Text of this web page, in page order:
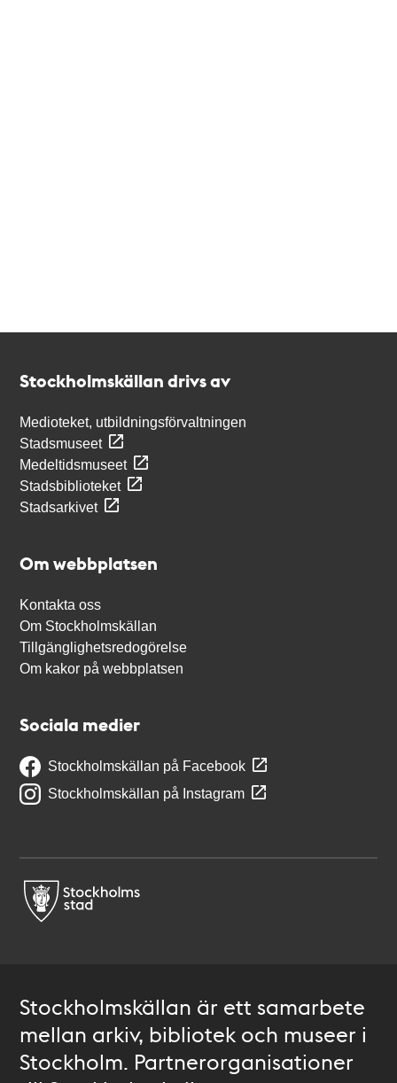
Stockholmskällan drivs av
Medioteket, utbildningsförvaltningen
Stadsmuseet
Medeltidsmuseet
Stadsbiblioteket
Stadsarkivet
Om webbplatsen
Kontakta oss
Om Stockholmskällan
Tillgänglighetsredogörelse
Om kakor på webbplatsen
Sociala medier
Stockholmskällan på Facebook
Stockholmskällan på Instagram
Stockholmskällan är ett samarbete
mellan arkiv, bibliotek och museer i
Stockholm. Partnerorganisationer